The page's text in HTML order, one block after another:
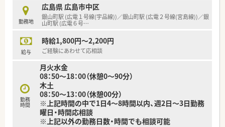
■介護保険法に基づく訪問介護事業やデイサービス事業も展開
しており、医療と介護の両面から地域社会に貢献しています。
勤務地
広島県 広島市中区
銀山町駅 (広電１号線(宇品線))／銀山町駅 (広電２号線(宮島線))／銀
山町駅 (広電６号…
給与
時給1,800円～2,200円
ご経験にあわせて応相談
勤務
時間
月火水金
08：50～18：00（休憩0～90分）
木土
08：50～13：00（休憩00分）
※上記時間の中で1日4～8時間以内、週2日～3日勤務
曜日・時間応相談
※上記以外の勤務日数・時間でも相談可能